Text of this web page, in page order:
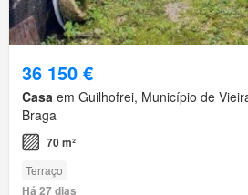
36 150 €
Casa em Guilhofrei, Município de
Braga
70 m²
Terraço
Há 27 dias